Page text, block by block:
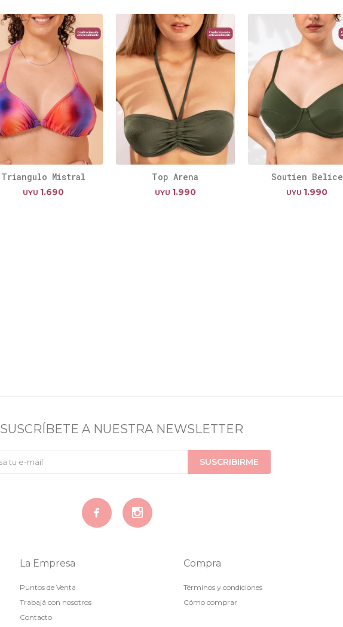
Triangulo Mistral
UYU 1.690
Top Arena
UYU 1.990
Soutien Belice
UYU 1.990
La Empresa
Puntos de Venta
Trabajá con nosotros
Contacto
Compra
Términos y condiciones
Cómo comprar
SUSCRÍBETE A NUESTRA NEWSLETTER
SUSCRIBIRME
 